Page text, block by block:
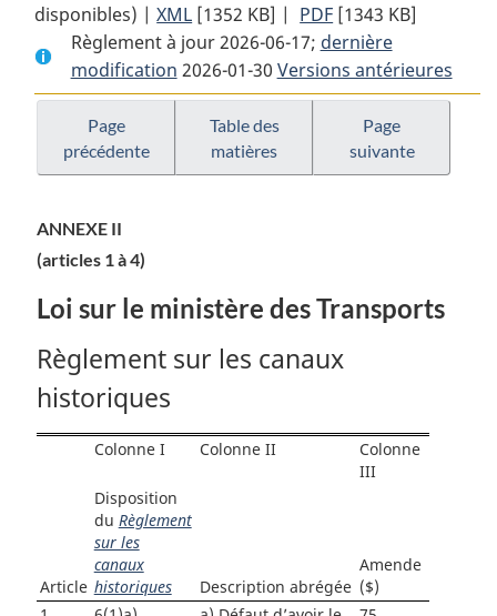
complet
:
Règlement
sur
les
contraventions
disponibles) |XML Texte
complet
:
Règlement
sur
les
contraventions
[1352 KB] | PDF Texte
complet
:
Règlement
les
contraventions
[1343 KB]
Règlement à jour 2026-06-17; dernière
modification 2026-01-30 Versions antérieures
Page
précédente
Table des
matières
Page
suivante
ANNEXE II
(articles 1 à 4)
Loi sur le ministère des Transports
Règlement sur les canaux
historiques
Colonne I Colonne II
Colonne
III
Article
Disposition
du Règlement
sur les
canaux
historiques
Description abrégée
Amende
($)